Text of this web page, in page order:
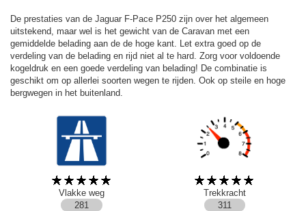
De prestaties van de Jaguar F-Pace P250 zijn over het algemeen
uitstekend, maar wel is het gewicht van de Caravan met een
gemiddelde belading aan de de hoge kant. Let extra goed op de
verdeling van de belading en rijd niet al te hard. Zorg voor voldoende
kogeldruk en een goede verdeling van belading! De combinatie is
geschikt om op allerlei soorten wegen te rijden. Ook op steile en hoge
bergwegen in het buitenland.
Vlakke weg
Trekkracht
281
311